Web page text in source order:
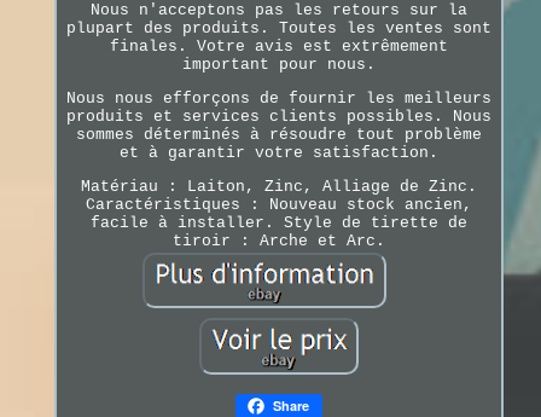
Nous n'acceptons pas les retours sur la
plupart des produits. Toutes les ventes sont
finales. Votre avis est extrêmement
important pour nous.
Nous nous efforçons de fournir les meilleurs
produits et services clients possibles. Nous
sommes déterminés à résoudre tout problème
et à garantir votre satisfaction.
Matériau : Laiton, Zinc, Alliage de Zinc.
Caractéristiques : Nouveau stock ancien,
facile à installer. Style de tirette de
tiroir : Arche et Arc.
Share